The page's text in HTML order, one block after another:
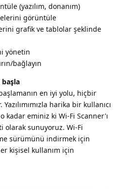
(yazılım, donanım)
görüntüle
grafik ve tablolar şeklinde
yönetin
bağlayın
başla
en iyi yolu, hiçbir
harika bir kullanıcı
kadar eminiz ki Wi-Fi Scanner'ı
olarak sunuyoruz. Wi-Fi
sürümünü indirmek için
kişisel kullanım için